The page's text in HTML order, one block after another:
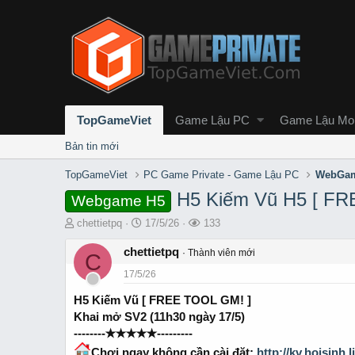
TopGameViet Game Lậu PC Game Lậu
Bản tin mới
TopGameViet PC Game Private - Game Lậu PC
Webgame H5 H5 Kiếm Vũ H5 [
T
r
a
d
s
t
a
r
chettietpq
S
a
t
d
a
t
e
17/5/26
L
ợ
e
m
133
C chettietpq
Thành viên mới
17/5/26
H5 Kiếm Vũ [ FREE TOOL GM! ]
Khai mở SV2 (11h30 ngày 17/5)
--------✭✭✭✭✭---------
Chơi ngay không cần cài đặt: http://